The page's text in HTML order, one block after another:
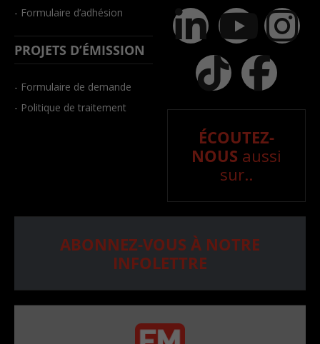
- Formulaire d’adhésion
PROJETS D’ÉMISSION
- Formulaire de demande
- Politique de traitement
ÉCOUTEZ-
NOUS aussi
sur..
ABONNEZ-VOUS À NOTRE
INFOLETTRE